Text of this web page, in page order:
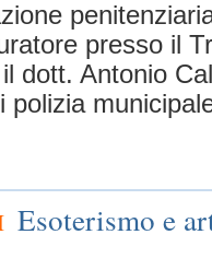
presso il
dott. Antonio
polizia
Esoterismo e